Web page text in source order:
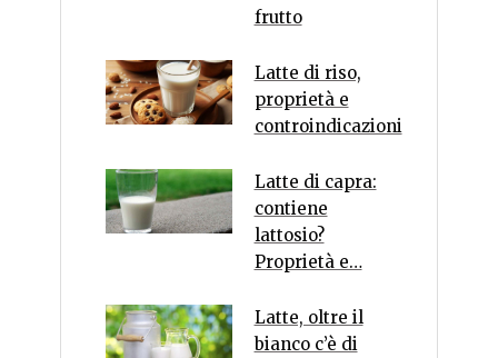
frutto
Latte di riso,
proprietà e
controindicazioni
Latte di capra:
contiene
lattosio?
Proprietà e…
Latte, oltre il
bianco c’è di